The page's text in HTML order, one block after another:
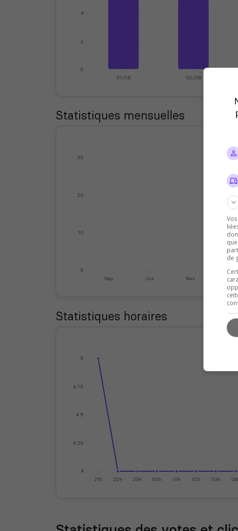
0
2
4
01/08 02/08
Statistiques mensuelles
0
10
20
30
Sep Oct Nov Dec
Statistiques horaires
4
4.25
4.5
4.75
5
21h 22h 23h 00h 01h 02h 03h
de